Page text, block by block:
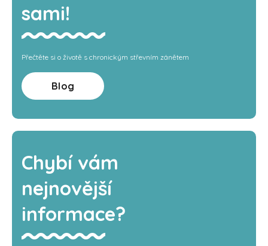
sami!
Přečtěte si o životě s chronickým střevním zánětem
Blog
Chybí vám
nejnovější
informace?